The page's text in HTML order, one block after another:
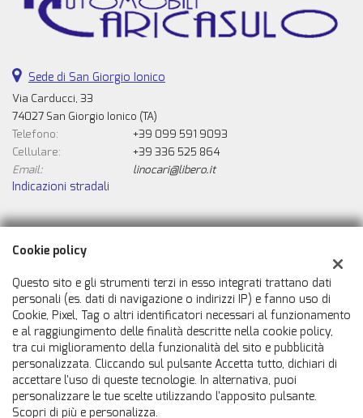
Sede di San Giorgio Ionico
Via Carducci, 33
74027 San Giorgio Ionico (TA)
Telefono:
+39 099 591 9093
Cellulare:
+39 336 525 864
Email:
linocari@libero.it
Indicazioni stradali
Dati fiscali:
Automobili Caricasulo Snc
Via Carducci, 33, San Giorgio Ionico (TA)
C.F/P.IVA:02007050731
Registro delle imprese:TA
Cookie policy
Questo sito e gli strumenti terzi in esso integrati trattano dati
personali (es. dati di navigazione o indirizzi IP) e fanno uso di
Cookie, Pixel, Tag o altri identificatori necessari al funzionamento
e al raggiungimento delle finalità descritte nella cookie policy,
tra cui miglioramento della funzionalità del sito e pubblicità
personalizzata. Cliccando sul pulsante Accetta tutto, dichiari di
accettare l'uso di queste tecnologie. In alternativa, puoi
personalizzare le tue scelte utilizzando l'apposito pulsante.
Scopri di più e personalizza.